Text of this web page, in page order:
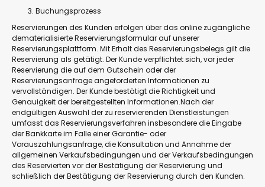
Buchungsprozess
Reservierungen des Kunden erfolgen über das online zugängliche
dematerialisierte Reservierungsformular auf unserer
Reservierungsplattform. Mit Erhalt des Reservierungsbelegs gilt die
Reservierung als getätigt. Der Kunde verpflichtet sich, vor jeder
Reservierung die auf dem Gutschein oder der
Reservierungsanfrage angeforderten Informationen zu
vervollständigen. Der Kunde bestätigt die Richtigkeit und
Genauigkeit der bereitgestellten Informationen.Nach der
endgültigen Auswahl der zu reservierenden Dienstleistungen
umfasst das Reservierungsverfahren insbesondere die Eingabe
der Bankkarte im Falle einer Garantie- oder
Vorauszahlungsanfrage, die Konsultation und Annahme der
allgemeinen Verkaufsbedingungen und der Verkaufsbedingungen
des Reservierten vor der Bestätigung der Reservierung und
schließlich der Bestätigung der Reservierung durch den Kunden.